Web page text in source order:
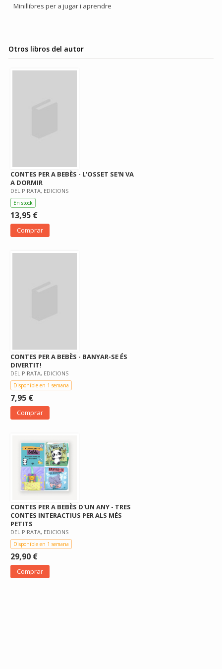
Minillibres per a jugar i aprendre
Otros libros del autor
CONTES PER A BEBÈS - L'OSSET SE'N VA
A DORMIR
DEL PIRATA, EDICIONS
En stock
13,95 €
Comprar
CONTES PER A BEBÈS - BANYAR-SE ÉS
DIVERTIT!
DEL PIRATA, EDICIONS
Disponible en 1 semana
7,95 €
Comprar
CONTES PER A BEBÈS D'UN ANY - TRES
CONTES INTERACTIUS PER ALS MÉS
PETITS
DEL PIRATA, EDICIONS
Disponible en 1 semana
29,90 €
Comprar